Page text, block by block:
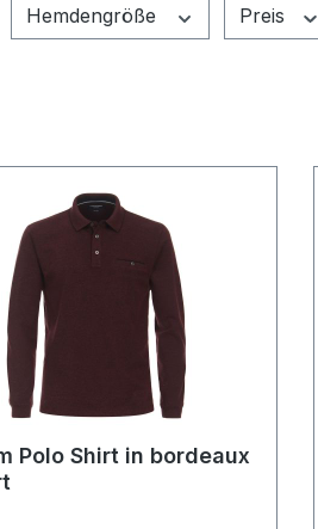
Hemdengröße Preis
Polo Shirt in bordeaux